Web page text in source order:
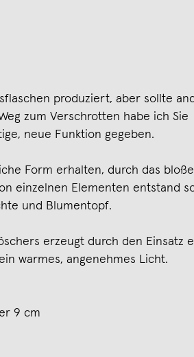
produziert, aber sollte
zum Verschrotten habe ich Sie
neue Funktion gegeben.
Form erhalten, durch das bloße
einzelnen Elementen entstand
und Blumentopf.
erzeugt durch den Einsatz
warmes, angenehmes Licht.
9 cm